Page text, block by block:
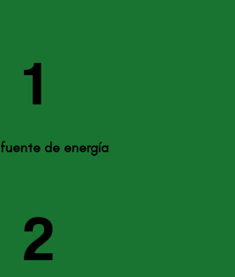
1
fuente de energía
2